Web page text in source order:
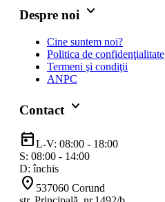
Despre noi keyboard_arrow_down
Cine suntem noi?
Politica de confidenţialitate
Termeni şi condiţii
ANPC
Contact keyboard_arrow_down
todayL-V: 08:00 - 18:00
S: 08:00 - 14:00
D: închis
location_on 537060 Corund